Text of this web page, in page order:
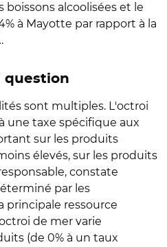
alcoolisées et le
à Mayotte par rapport à la
question
sont multiples. L'octroi
une taxe spécifique aux
sur les produits
élevés, sur les produits
constate
par les
principale ressource
de mer varie
(de 0% à un taux